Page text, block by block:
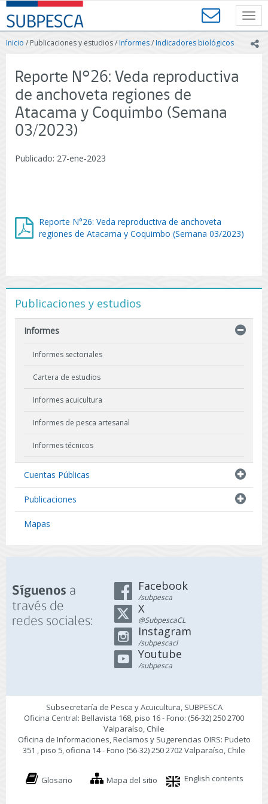
Contenido
principal
SUBPESCA
-
Subsecretaría
Acuicultura
-
Gobierno
de
Chile
Inicio / Publicaciones y estudios /Informes/Indicadores biológicos
Reporte N°26: Veda reproductiva
de anchoveta regiones de
Atacama y Coquimbo (Semana
03/2023)
Publicado: 27-ene-2023
Reporte N°26: Veda reproductiva de anchoveta
regiones de Atacama y Coquimbo (Semana 03/2023)
Publicaciones y estudios
Informes
Informes sectoriales
Cartera de estudios
Informes acuicultura
Informes de pesca artesanal
Informes técnicos
Resultados de Pescas de Investigación
Cuentas Públicas
Publicaciones
Mapas
Síguenos a
través de
redes sociales:
Facebook
/subpesca
X
@SubpescaCL
Instagram
/subpescacl
Youtube
/subpesca
Subsecretaría de Pesca y Acuicultura, SUBPESCA
Oficina Central: Bellavista 168, piso 16 - Fono: (56-32) 250 2700
Valparaíso, Chile
Oficina de Informaciones, Reclamos y Sugerencias OIRS: Pudeto
351 , piso 5, oficina 14 - Fono (56-32) 250 2702 Valparaíso, Chile
Glosario Mapa del sitio English contents